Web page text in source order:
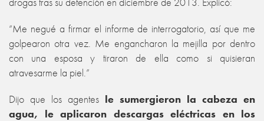
“Me negué a firmar el informe de interrogatorio, así que me
golpearon otra vez. Me engancharon la mejilla por dentro
con una esposa y tiraron de ella como si quisieran
atravesarme la piel.”
Dijo que los agentes le sumergieron la cabeza en
agua, le aplicaron descargas eléctricas en los